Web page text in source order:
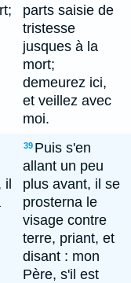
parts saisie de
tristesse
jusques à la
mort;
demeurez ici,
et veillez avec
moi.
39 Puis s'en
allant un peu
plus avant, il se
prosterna le
visage contre
terre, priant, et
disant : mon
Père, s'il est